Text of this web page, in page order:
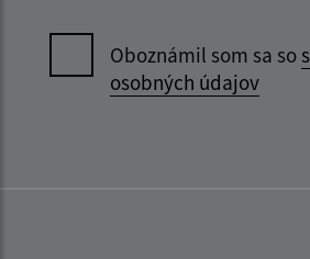
Oboznámil som sa so
osobných údajov